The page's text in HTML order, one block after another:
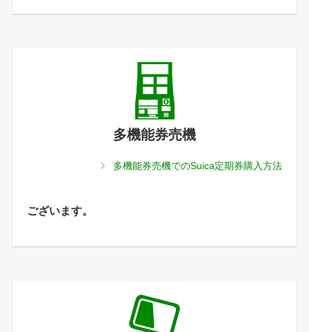
多機能券売機
多機能券売機でのSuica定期券購入方法
ございます。